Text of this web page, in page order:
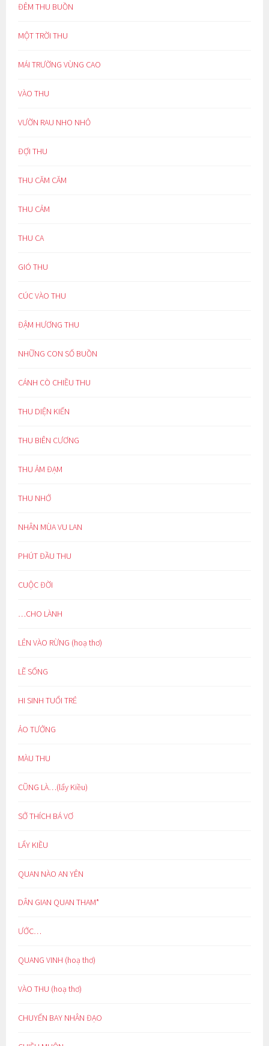
ĐÊM THU BUỒN
MỘT TRỜI THU
MÁI TRƯỜNG VÙNG CAO
VÀO THU
VƯỜN RAU NHO NHỎ
ĐỢI THU
THU CĂM CĂM
THU CẢM
THU CA
GIÓ THU
CÚC VÀO THU
ĐẬM HƯƠNG THU
NHỮNG CON SỐ BUỒN
CÁNH CÒ CHIỀU THU
THU DIỆN KIẾN
THU BIÊN CƯƠNG
THU ẢM ĐẠM
THU NHỚ
NHÂN MÙA VU LAN
PHÚT ĐẦU THU
CUỘC ĐỜI
…CHO LÀNH
LẺN VÀO RỪNG (hoạ thơ)
LẼ SỐNG
HI SINH TUỔI TRẺ
ẢO TƯỞNG
MÀU THU
CŨNG LÀ…(lẩy Kiều)
SỞ THÍCH BÁ VƠ
LẨY KIỀU
QUAN NÀO AN YÊN
DÂN GIAN QUAN THAM*
ƯỚC…
QUANG VINH (hoạ thơ)
VÀO THU (hoạ thơ)
CHUYẾN BAY NHÂN ĐẠO